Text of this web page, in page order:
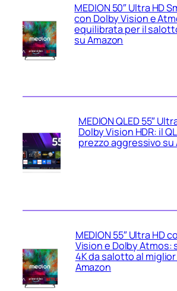
MEDION 50″ Ultra HD
con Dolby Vision e
equilibrata per il
su Amazon
MEDION QLED 55″
Dolby Vision HDR: il
prezzo aggressivo su
MEDION 55″ Ultra HD
Vision e Dolby Atmos:
4K da salotto al
Amazon